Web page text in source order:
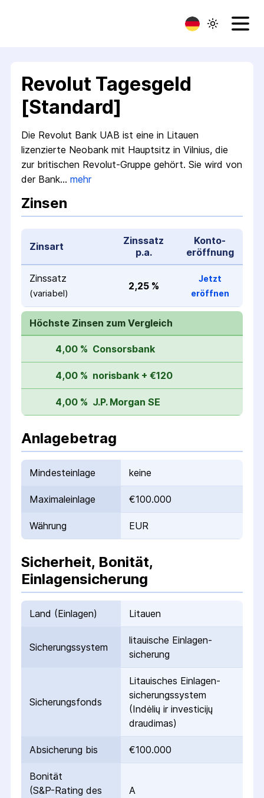
Revolut Tagesgeld
[Standard]
Die Revolut Bank UAB ist eine in Litauen
lizenzierte Neobank mit Hauptsitz in Vilnius, die
zur britischen Revolut-Gruppe gehört. Sie wird von
der Bank… mehr
Zinsen
Zinsart
Zinssatz
p.a.
Konto­
eröffnung
Zinssatz
(variabel)
2,25 %
Jetzt
eröffnen
Höchste Zinsen zum Vergleich
4,00 % Consorsbank
4,00 % norisbank + €120
4,00 % J.P. Morgan SE
Anlagebetrag
Mindesteinlage keine
Maximaleinlage €100.000
Währung EUR
Sicherheit, Bonität,
Einlagensicherung
Land (Einlagen) Litauen
Sicherungs­system
litauische Einlagen­
sicherung
Sicherungs­fonds
Litauisches Einlagen­
sicherungs­system
(Indėlių ir investicijų
draudimas)
Absicherung bis €100.000
Bonität
(S&P-Rating des
A